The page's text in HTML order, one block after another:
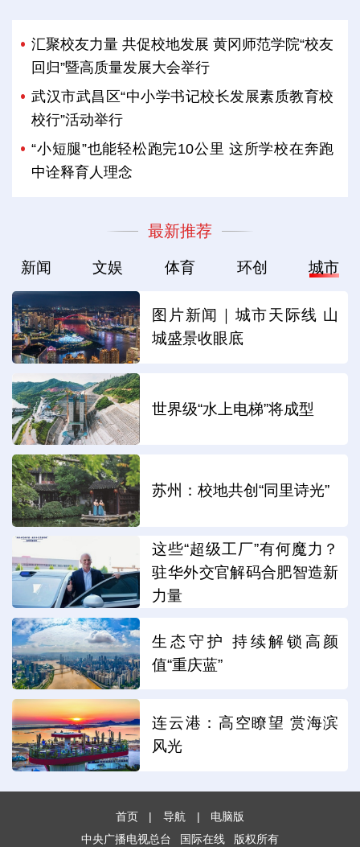
汇聚校友力量 共促校地发展 黄冈师范学院“校友
回归”暨高质量发展大会举行
武汉市武昌区“中小学书记校长发展素质教育校
校行”活动举行
“小短腿”也能轻松跑完10公里 这所学校在奔跑
中诠释育人理念
最新推荐
新闻 文娱 体育 环创 城市
图片新闻｜城市天际线 山
城盛景收眼底
世界级“水上电梯”将成型
苏州：校地共创“同里诗光”
这些“超级工厂”有何魔力？
驻华外交官解码合肥智造新
力量
生态守护 持续解锁高颜
值“重庆蓝”
连云港：高空瞭望 赏海滨
风光
首页 | 导航 |
电脑版
中央广播电视总台
国际在线 版权所有